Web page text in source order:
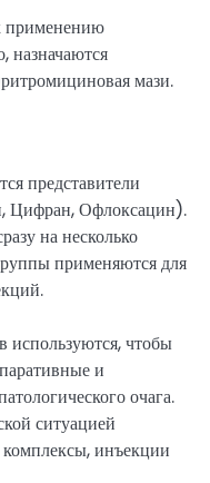
применению
назначаются
мази.
представители
Цифран, Офлоксацин).
на несколько
применяются для
чтобы
и
очага.
ситуацией
инъекции